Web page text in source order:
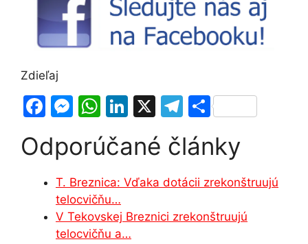
Zdieľaj
F
c
e
b
o
o
M
s
s
e
n
g
W
at
s
A
p
p
Li
k
e
dI
n
X
T
e
gr
a
m
S
ar
e
Odporúčané články
T. Breznica: Vďaka dotácii zrekonštruujú
telocvičňu…
V Tekovskej Breznici zrekonštruujú
telocvičňu a…